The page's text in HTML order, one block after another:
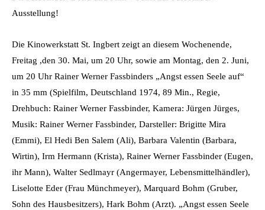
Ausstellung!
Die Kinowerkstatt St. Ingbert zeigt an diesem Wochenende,
Freitag ,den 30. Mai, um 20 Uhr, sowie am Montag, den 2. Juni,
um 20 Uhr Rainer Werner Fassbinders „Angst essen Seele auf“
in 35 mm (Spielfilm, Deutschland 1974, 89 Min., Regie,
Drehbuch: Rainer Werner Fassbinder, Kamera: Jürgen Jürges,
Musik: Rainer Werner Fassbinder, Darsteller: Brigitte Mira
(Emmi), El Hedi Ben Salem (Ali), Barbara Valentin (Barbara,
Wirtin), Irm Hermann (Krista), Rainer Werner Fassbinder (Eugen,
ihr Mann), Walter Sedlmayr (Angermayer, Lebensmittelhändler),
Liselotte Eder (Frau Münchmeyer), Marquard Bohm (Gruber,
Sohn des Hausbesitzers), Hark Bohm (Arzt). „Angst essen Seele